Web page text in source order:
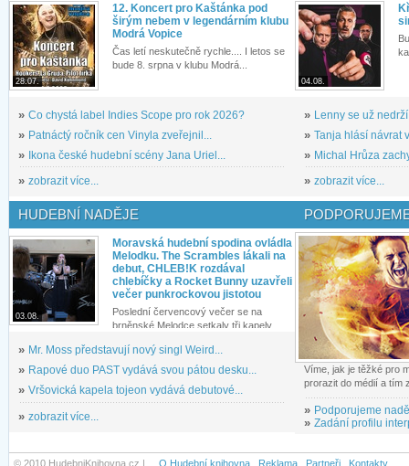
28.07.
12. Koncert pro Kaštánka pod
širým nebem v legendárním klubu
Modrá Vopice
Čas letí neskutečně rychle.... I letos se
bude 8. srpna v klubu Modrá...
» Co chystá label Indies Scope pro rok 2026?
» Patnáctý ročník cen Vinyla zveřejnil...
»
Ikona české hudební scény Jana Uriel...
» zobrazit více...
04.08.
» Lenny se už
» Tanja hlásí návrat
» Michal Hrůza
» zobrazit více...
HUDEBNÍ NADĚJE
03.08.
Moravská hudební spodina ovládla
Melodku. The Scrambles lákali na
debut, CHLEB!K rozdával
chlebíčky a Rocket Bunny uzavřeli
večer punkrockovou jistotou
Poslední červencový večer se na
brněnské Melodce setkaly tři kapely...
» Mr. Moss představují nový singl Weird...
» Rapové duo PAST vydává svou pátou desku...
» Vršovická kapela tojeon vydává debutové...
» zobrazit více...
Víme, jak je těžké pro
prorazit do médií a tím
» Podporujeme
» Zadání profilu
© 2010 HudebniKnihovna.cz | O Hudební knihovna Reklama Partneři Kontakty